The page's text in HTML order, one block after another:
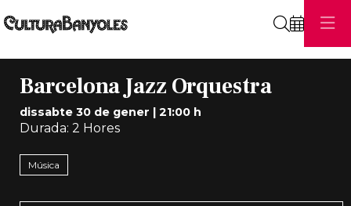
Barcelona Jazz Orquestra
dissabte 30 de gener | 21:00 h
Durada: 2 Hores
Música